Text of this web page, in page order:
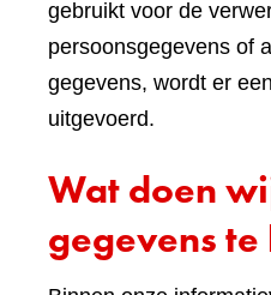
gebruikt voor de
persoonsgegevens of
gegevens, wordt er
uitgevoerd.
Wat doen
gegevens te